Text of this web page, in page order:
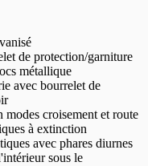
de protection/garniture
métallique
avec bourrelet de
croisement et route
à extinction
avec phares diurnes
sous le